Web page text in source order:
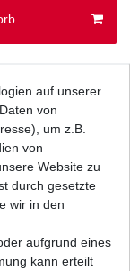
auf unserer
von
um z.B.
von
Website zu
durch gesetzte
wir in den
aufgrund eines
kann erteilt